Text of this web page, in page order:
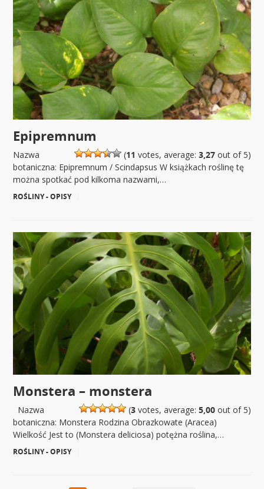
Epipremnum
(11 votes, average: 3,27out of 5)
Nazwa
botaniczna: Epipremnum / Scindapsus W książkach roślinę tę
można spotkać pod kilkoma nazwami,…
ROŚLINY - OPISY
Monstera – monstera
(3votes, average: 5,00out of 5)
Nazwa
botaniczna: Monstera Rodzina Obrazkowate (Aracea)
Wielkość Jest to (Monstera deliciosa) potężna roślina,…
ROŚLINY - OPISY